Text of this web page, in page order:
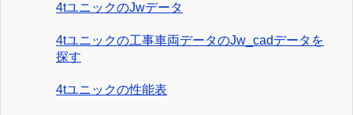
4tユニックのJwデータ
4tユニックの工事車両データのJw_cadデータを
探す
4tユニックの性能表